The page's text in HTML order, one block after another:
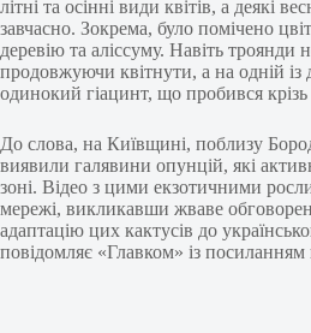
літні та осінні види квітів, а деякі
завчасно. Зокрема, було помічено
деревію та аліссуму. Навіть троянди
продовжуючи квітнути, а на одній із
одинокий гіацинт, що пробився
До слова, на Київщині, поблизу
виявили галявини опунцій, які
зоні. Відео з цими екзотичними
мережі, викликавши жваве
адаптацію цих кактусів до
повідомляє «Главком» із посиланням